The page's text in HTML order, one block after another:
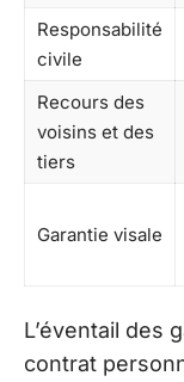
Responsabilité
civile
Recours des
voisins et des
tiers
Garantie visale
L’éventail des
contrat